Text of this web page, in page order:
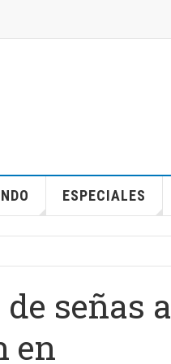
ESPECIALES
señas a
en